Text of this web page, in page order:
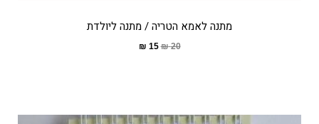
מתנה לאמא הטריה / מתנה ליולדת
20
₪
15
₪